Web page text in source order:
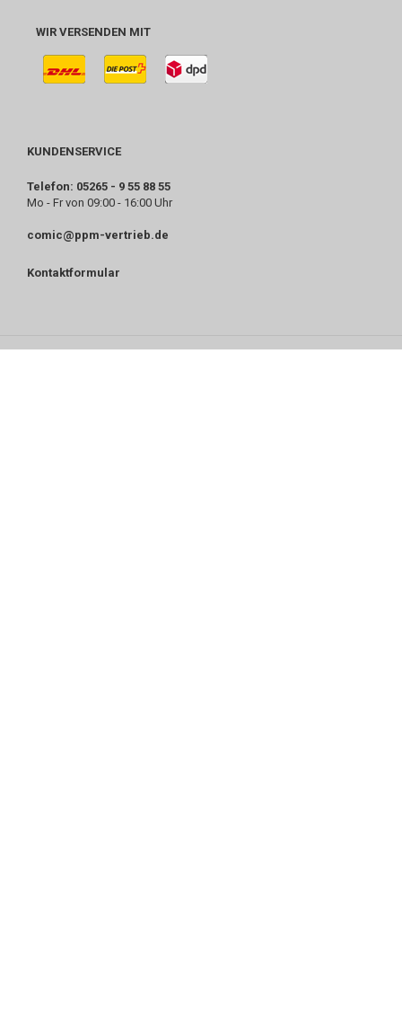
WIR VERSENDEN MIT
KUNDENSERVICE
Telefon: 05265 - 9 55 88 55
Mo - Fr von 09:00 - 16:00 Uhr
comic@ppm-vertrieb.de
Kontaktformular